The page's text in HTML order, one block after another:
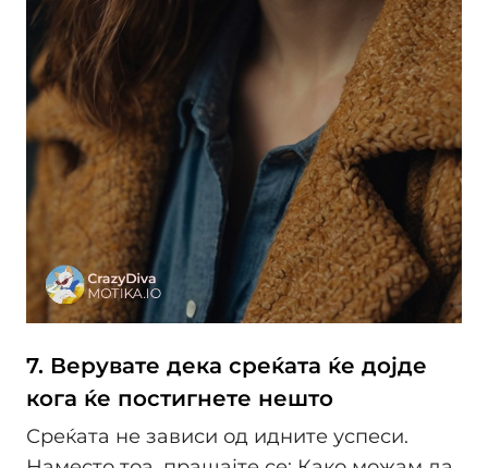
7. Верувате дека среќата ќе дојде
кога ќе постигнете нешто
Среќата не зависи од идните успеси.